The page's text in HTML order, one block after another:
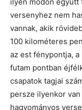
versenyhez nem
vannak, akik
100 kilométeres
az est fénypontja, a
futam pontban
csapatok tagjai
persze ilyenkor
hagyományos